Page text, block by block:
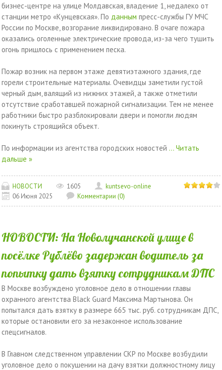
бизнес-центре на улице Молдавская, владение 1, недалеко от
станции метро «Кунцевская». По данным пресс-службы ГУ МЧС
России по Москве, возгорание ликвидировано. В очаге пожара
оказались оголенные электрические провода, из-за чего тушить
огонь пришлось с применением песка.
Пожар возник на первом этаже девятиэтажного здания, где
горели строительные материалы. Очевидцы заметили густой
черный дым, валящий из нижних этажей, а также отметили
отсутствие сработавшей пожарной сигнализации. Тем не менее
работники быстро разблокировали двери и помогли людям
покинуть строящийся объект.
По информации из агентства городских новостей ... Читать
дальше »
НОВОСТИ 1605
kuntsevo-online
06 Июня 2025
Комментарии (0)
НОВОСТИ: На Новолучанской улице в
посёлке Рублёво задержан водитель за
попытку дать взятку сотрудникам ДПС
В Москве возбуждено уголовное дело в отношении главы
охранного агентства Black Guard Максима Мартынова. Он
попытался дать взятку в размере 665 тыс. руб. сотрудникам ДПС,
которые остановили его за незаконное использование
спецсигналов.
В Главном следственном управлении СКР по Москве возбудили
уголовное дело о покушении на дачу взятки должностному лицу